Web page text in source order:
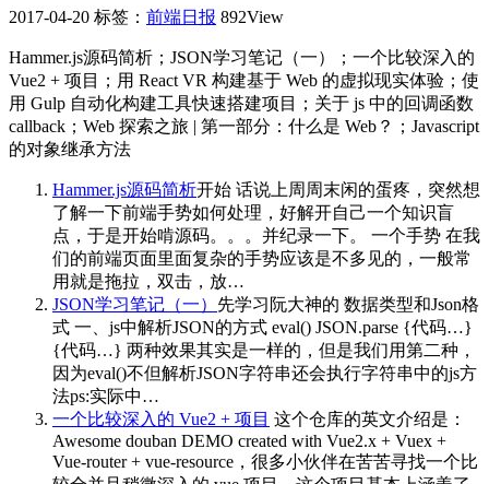
2017-04-20 标签： 前端日报 892View
Hammer.js源码简析；JSON学习笔记（一）；一个比较深入的
Vue2 + 项目；用 React VR 构建基于 Web 的虚拟现实体验；使
用 Gulp 自动化构建工具快速搭建项目；关于 js 中的回调函数
callback；Web 探索之旅 | 第一部分：什么是 Web？；Javascript
的对象继承方法
Hammer.js源码简析开始 话说上周周末闲的蛋疼，突然想
了解一下前端手势如何处理，好解开自己一个知识盲
点，于是开始啃源码。。。并纪录一下。 一个手势 在我
们的前端页面里面复杂的手势应该是不多见的，一般常
用就是拖拉，双击，放…
JSON学习笔记（一） 先学习阮大神的 数据类型和Json格
式 一、js中解析JSON的方式 eval() JSON.parse {代码…}
{代码…} 两种效果其实是一样的，但是我们用第二种，
因为eval()不但解析JSON字符串还会执行字符串中的js方
法ps:实际中…
一个比较深入的 Vue2 + 项目 这个仓库的英文介绍是：
Awesome douban DEMO created with Vue2.x + Vuex +
Vue-router + vue-resource，很多小伙伴在苦苦寻找一个比